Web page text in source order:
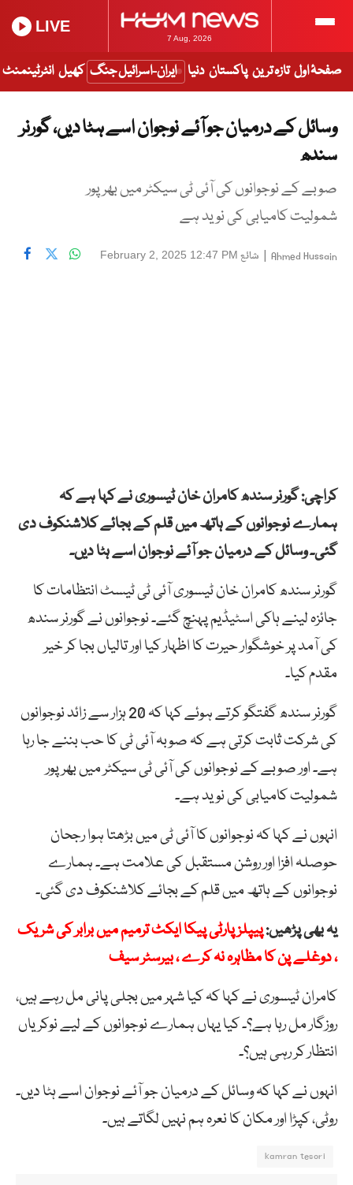
7 Aug, 2026
LIVE
صفحۂ اول تازہ ترین پاکستان دنیا ایران-اسرائیل جنگ کھیل انٹرٹینمنٹ
وسائل کے درمیان جو آئے نوجوان اسے ہٹا دیں، گورنر
سندھ
صوبے کے نوجوانوں کی آئی ٹی سیکٹر میں بھرپور
شمولیت کامیابی کی نوید ہے
Ahmed Hussain
| شائع February 2, 2025 12:47 PM
کراچی: گورنر سندھ کامران خان ٹیسوری نے کہا ہے کہ
ہمارے نوجوانوں کے ہاتھ میں قلم کے بجائے کلاشنکوف دی
گئی۔ وسائل کے درمیان جو آئے نوجوان اسے ہٹا دیں۔
گورنر سندھ کامران خان ٹیسوری آئی ٹی ٹیسٹ انتظامات کا
جائزہ لینے ہاکی اسٹیڈیم پہنچ گئے۔ نوجوانوں نے گورنر سندھ
کی آمد پر خوشگوار حیرت کا اظہار کیا اور تالیاں بجا کر خیر
مقدم کیا۔
گورنر سندھ گفتگو کرتے ہوئے کہا کہ 20 ہزار سے زائد نوجوانوں
کی شرکت ثابت کرتی ہے کہ صوبہ آئی ٹی کا حب بننے جا رہا
ہے۔ اور صوبے کے نوجوانوں کی آئی ٹی سیکٹر میں بھرپور
شمولیت کامیابی کی نوید ہے۔
انہوں نے کہا کہ نوجوانوں کا آئی ٹی میں بڑھتا ہوا رجحان
حوصلہ افزا اور روشن مستقبل کی علامت ہے۔ ہمارے
نوجوانوں کے ہاتھ میں قلم کے بجائے کلاشنکوف دی گئی۔
یہ بھی پڑھیں:پیپلز پارٹی پیکا ایکٹ ترمیم میں برابر کی شریک
، دوغلے پن کا مظاہرہ نہ کرے ، بیرسٹر سیف
کامران ٹیسوری نے کہا کہ کیا شہر میں بجلی پانی مل رہے ہیں،
روزگار مل رہا ہے؟۔ کیا یہاں ہمارے نوجوانوں کے لیے نوکریاں
انتظار کر رہی ہیں؟۔
انہوں نے کہا کہ وسائل کے درمیان جو آئے نوجوان اسے ہٹا دیں۔
روٹی، کپڑا اور مکان کا نعرہ ہم نہیں لگاتے ہیں۔
kamran tesori